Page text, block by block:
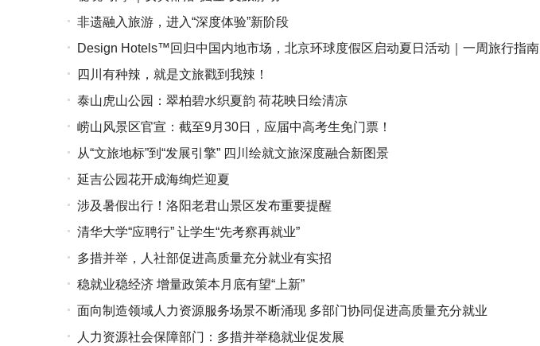
非遗融入旅游，进入“深度体验”新阶段
Design Hotels™回归中国内地市场，北京环球度假区启动夏日活动｜一周旅行指南
四川有种辣，就是文旅戳到我辣！
泰山虎山公园：翠柏碧水织夏韵 荷花映日绘清凉
崂山风景区官宣：截至9月30日，应届中高考生免门票！
从“文旅地标”到“发展引擎” 四川绘就文旅深度融合新图景
延吉公园花开成海绚烂迎夏
涉及暑假出行！洛阳老君山景区发布重要提醒
清华大学“应聘行” 让学生“先考察再就业”
多措并举，人社部促进高质量充分就业有实招
稳就业稳经济 增量政策本月底有望“上新”
面向制造领域人力资源服务场景不断涌现 多部门协同促进高质量充分就业
人力资源社会保障部门：多措并举稳就业促发展